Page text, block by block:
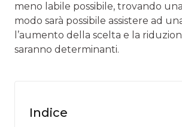
meno labile possibile, trovando
modo sarà possibile assistere ad
l’aumento della scelta e la
saranno determinanti.
Indice